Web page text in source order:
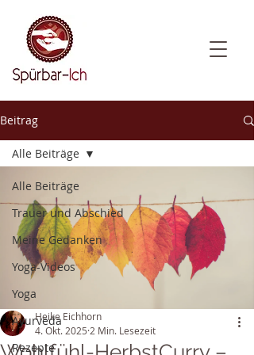
Beitrag
Alle Beiträge
Trauer und Abschied
Meine Gedanken
Yoga-Videos
Yoga
Ayurveda
Rezepte
Alle Beiträge
Heike Eichhorn
4. Okt. 2025 2 Min. Lesezeit